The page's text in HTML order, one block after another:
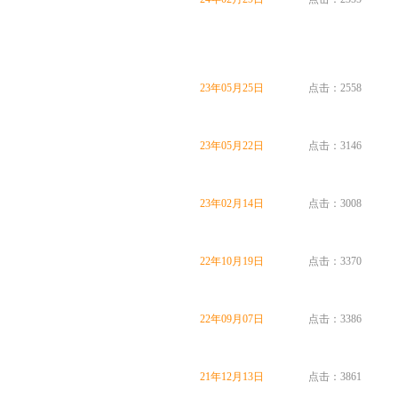
23年05月25日 点击：2558
23年05月22日 点击：3146
23年02月14日 点击：3008
22年10月19日 点击：3370
22年09月07日 点击：3386
21年12月13日 点击：3861